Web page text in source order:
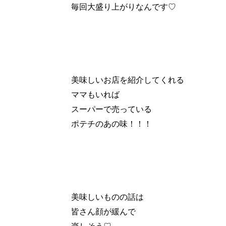
毎回大盛り上がりなんです♡
美味しいお店を紹介してくれる
ママもいれば
スーパーで売っている
ポテチのあの味！！！
美味しいものの話は
皆さん顔が緩んで